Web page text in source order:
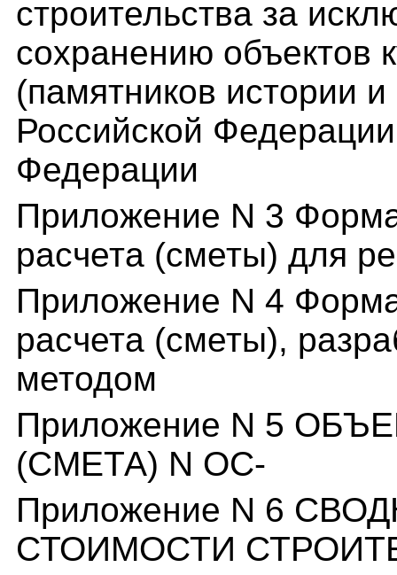
строительства за
сохранению объектов
(памятников истории
Российской
Федерации
Приложение N 3
расчета (сметы) для
Приложение N 4
расчета (сметы),
методом
Приложение N 5
(СМЕТА) N ОС-
Приложение N 6
СТОИМОСТИ